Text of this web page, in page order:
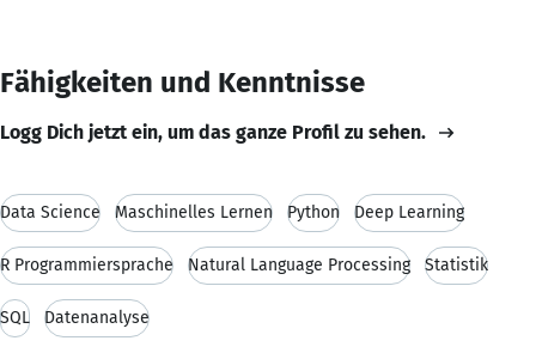
Fähigkeiten und Kenntnisse
Logg Dich jetzt ein, um das ganze Profil zu sehen.
Data Science Maschinelles Lernen Python Deep Learning
R Programmiersprache Natural Language Processing Statistik
SQL Datenanalyse